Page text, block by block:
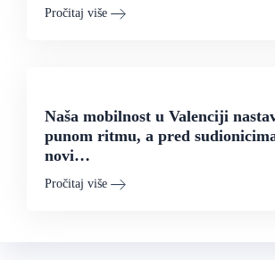
Pročitaj više
Naša mobilnost u Valenciji
punom ritmu, a pred
novi…
Pročitaj više